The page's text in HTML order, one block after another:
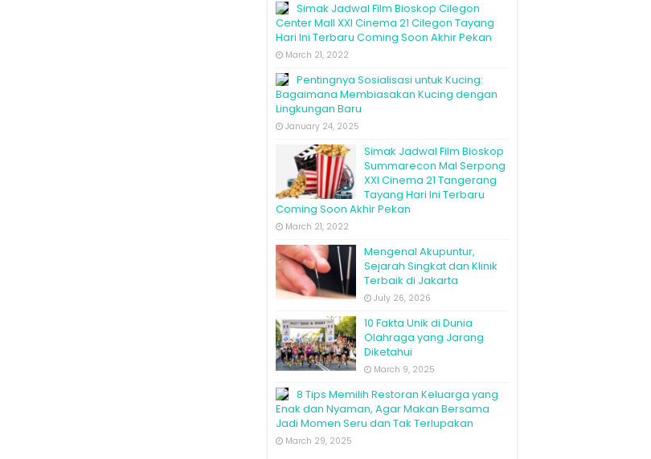
Simak Jadwal Film Bioskop Cilegon
Center Mall XXI Cinema 21 Cilegon Tayang
Hari Ini Terbaru Coming Soon Akhir Pekan
March 21, 2022
Pentingnya Sosialisasi untuk Kucing:
Bagaimana Membiasakan Kucing dengan
Lingkungan Baru
January 24, 2025
Simak Jadwal Film Bioskop
Summarecon Mal Serpong
XXI Cinema 21 Tangerang
Tayang Hari Ini Terbaru
Coming Soon Akhir Pekan
March 21, 2022
Mengenal Akupuntur,
Sejarah Singkat dan Klinik
Terbaik di Jakarta
July 26, 2026
10 Fakta Unik di Dunia
Olahraga yang Jarang
Diketahui
March 9, 2025
8 Tips Memilih Restoran Keluarga yang
Enak dan Nyaman, Agar Makan Bersama
Jadi Momen Seru dan Tak Terlupakan
March 29, 2025